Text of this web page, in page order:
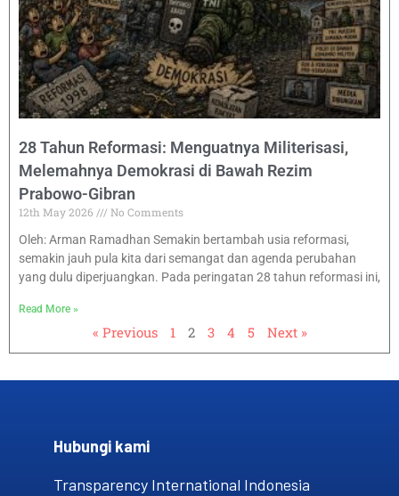
28 Tahun Reformasi: Menguatnya Militerisasi,
Melemahnya Demokrasi di Bawah Rezim
Prabowo-Gibran
12th May 2026
No Comments
Oleh: Arman Ramadhan Semakin bertambah usia reformasi,
semakin jauh pula kita dari semangat dan agenda perubahan
yang dulu diperjuangkan. Pada peringatan 28 tahun reformasi ini,
Read More »
« Previous 1 2 3 4 5 Next »
Hubungi kami​
Transparency International Indonesia